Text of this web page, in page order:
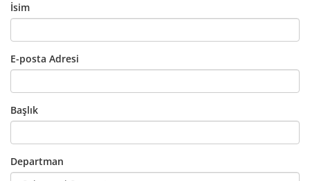
İsim
E-posta Adresi
Başlık
Departman